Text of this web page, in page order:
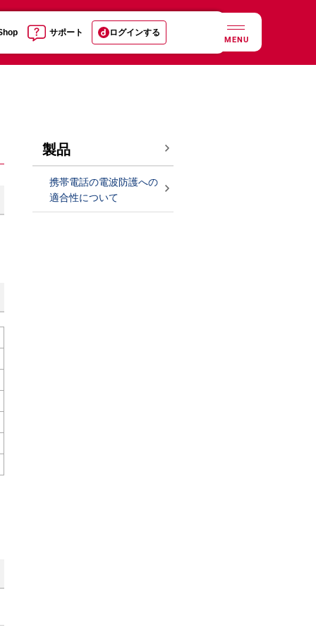
サポート ログインする
MENU
製品
携帯電話の電波防護への
適合性について